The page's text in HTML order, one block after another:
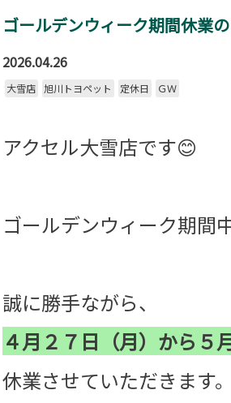
ゴールデンウィーク期間休業
2026.04.26
大雪店 旭川トヨペット 定休日 ＧＷ
アクセル大雪店です😊
ゴールデンウィーク期間
誠に勝手ながら、
４月２７日（月）から５
休業させていただきます。